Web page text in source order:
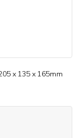
x 135 x 165mm